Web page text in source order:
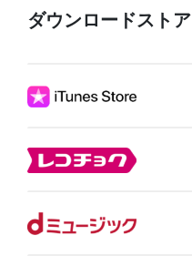
ダウンロードストア